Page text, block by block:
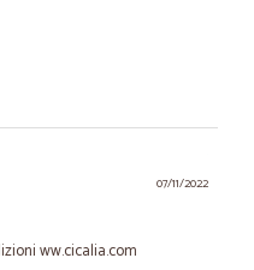
07/11/2022
ww.cicalia.com